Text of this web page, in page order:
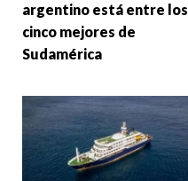
argentino está entre los
cinco mejores de
Sudamérica